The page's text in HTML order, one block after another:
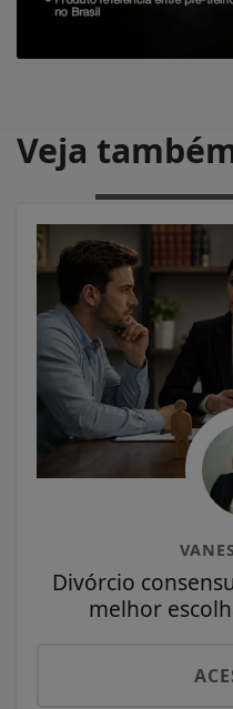
Veja
Divórcio
melhor